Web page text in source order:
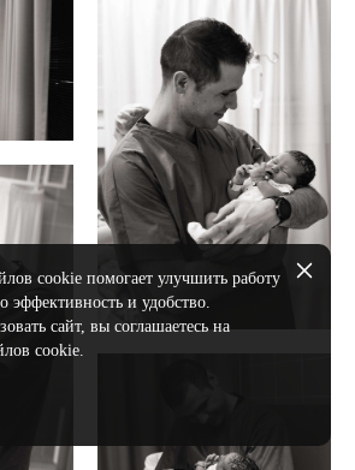
cookie помогает улучшить работу
эффективность и удобство.
сайт, вы соглашаетесь на
cookie.